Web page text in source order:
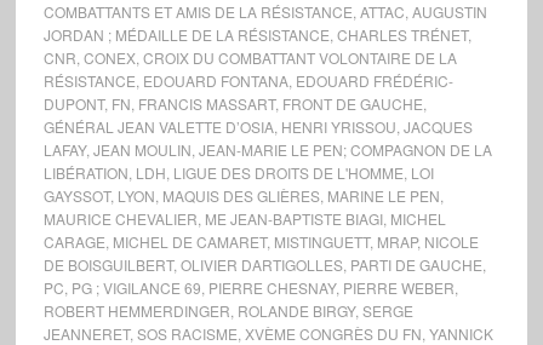
COMBATTANTS ET AMIS DE LA RÉSISTANCE ATTAC AUGUSTIN
JORDAN ; MÉDAILLE DE LA RÉSISTANCE CHARLES TRÉNET,
CNR CONEX, CROIX DU COMBATTANT VOLONTAIRE DE LA
RÉSISTANCE EDOUARD FONTANA, EDOUARD FRÉDÉRIC-
DUPONT, FN FRANCIS MASSART, FRONT DE GAUCHE
GÉNÉRAL JEAN VALETTE D’OSIA, HENRI YRISSOU JACQUES
LAFAY, JEAN MOULIN JEAN-MARIE LE PEN; COMPAGNON DE LA
LIBÉRATION LDH LIGUE DES DROITS DE L'HOMME LOI
GAYSSOT, LYON MAQUIS DES GLIÈRES, MARINE LE PEN
MAURICE CHEVALIER ME JEAN-BAPTISTE BIAGI, MICHEL
CARAGE MICHEL DE CAMARET, MISTINGUETT, MRAP, NICOLE
DE BOISGUILBERT, OLIVIER DARTIGOLLES, PARTI DE GAUCHE
PC PG ; VIGILANCE 69 PIERRE CHESNAY, PIERRE WEBER
ROBERT HEMMERDINGER ROLANDE BIRGY, SERGE
JEANNERET, SOS RACISME XVÈME CONGRÈS DU FN YANNICK